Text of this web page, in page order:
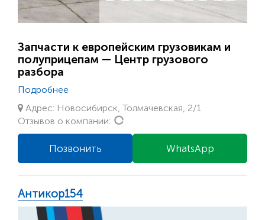
Запчасти к европейским грузовикам и
полуприцепам — Центр грузового
разбора
Подробнее
Адрес: Новосибирск, Толмачевская, 2/1
Отзывов о компании:
WhatsApp
Позвонить
Антикор154